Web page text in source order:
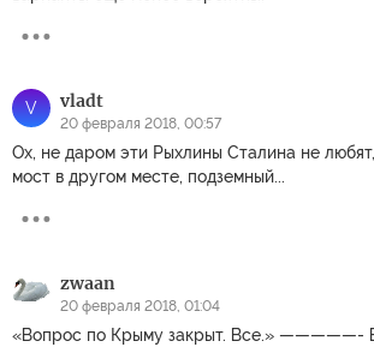
V vladt
20 февраля 2018, 00:57
Ох, не даром эти Рыхлины Сталина не
мост в другом месте, подземный...
zwaan
20 февраля 2018, 01:04
«Вопрос по Крыму закрыт. Все.» —————-